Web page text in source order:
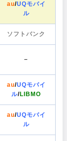
au/UQモバイ
ル
ソフトバンク
–
au/UQモバイ
ル/LIBMO
au/UQモバイ
ル